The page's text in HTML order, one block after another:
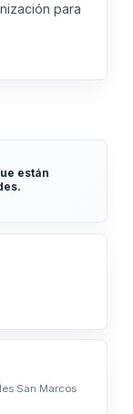
para
están
San Marcos